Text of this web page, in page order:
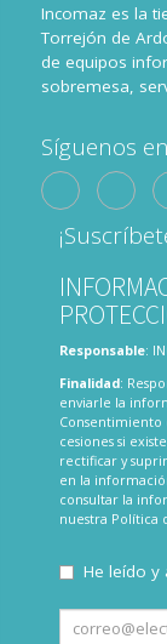
Incomaz es la
Torrejón de
de equipos
sobremesa,
Síguenos
Responsable:
Finalidad:
enviarle la
Consentimiento
cesiones si
rectificar y
en la
consultar la
nuestra Política
He leído y